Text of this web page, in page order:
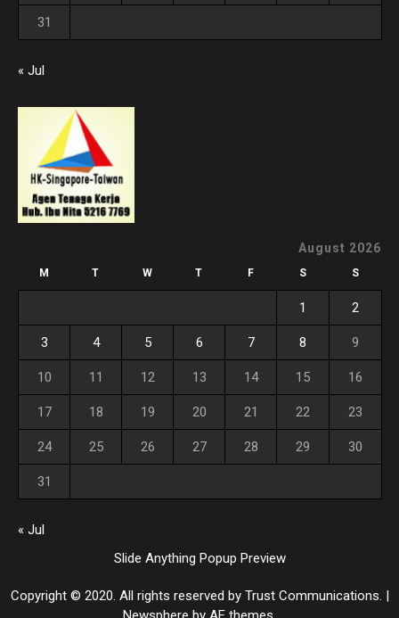
31
« Jul
August 2026
M T W T F S S
1 2
3 4 5 6 7 8 9
10 11 12 13 14 15 16
17 18 19 20 21 22 23
24 25 26 27 28 29 30
31
« Jul
Slide Anything Popup Preview
Copyright © 2020. All rights reserved by Trust Communications. |